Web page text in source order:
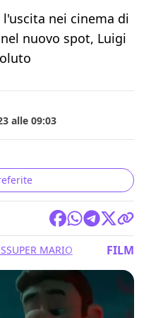
nei cinema di
nuovo spot, Luigi
alle 09:03
SUPER MARIO FILM